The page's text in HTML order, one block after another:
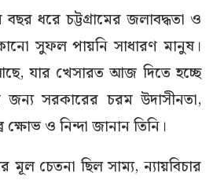
ধরে চট্টগ্রামের জলাবদ্ধতা ও
সুফল পায়নি সাধারণ মানুষ।
যার খেসারত আজ দিতে হচ্ছে
জন্য সরকারের চরম উদাসীনতা,
ক্ষোভ ও নিন্দা জানান তিনি।
চেতনা ছিল সাম্য, ন্যায়বিচার